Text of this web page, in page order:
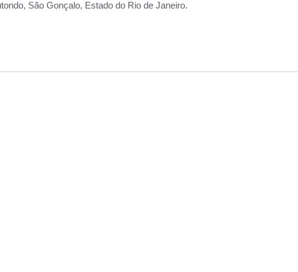
São Gonçalo, Estado do Rio de Janeiro.